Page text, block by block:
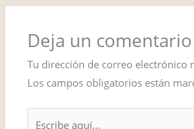
Deja un comentario
Tu dirección de correo electrónico
Los campos obligatorios están